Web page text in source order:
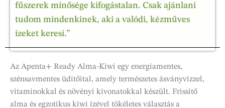
fűszerek minősége kifogástalan. Csak ajánlani
tudom mindenkinek, aki a valódi, kézműves
ízeket keresi.”
Az Apenta+ Ready Alma-Kiwi egy energiamentes,
szénsavmentes üdítőital, amely természetes ásványvízzel,
vitaminokkal és növényi kivonatokkal készült. Frissítő
alma és egzotikus kiwi ízével tökéletes választás a